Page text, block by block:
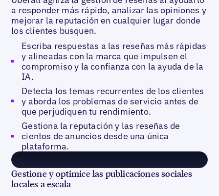
a responder más rápido, analizar las opiniones y
mejorar la reputación en cualquier lugar donde
los clientes busquen.
Escriba respuestas a las reseñas más rápidas
y alineadas con la marca que impulsen el
compromiso y la confianza con la ayuda de la
IA.
Detecta los temas recurrentes de los clientes
y aborda los problemas de servicio antes de
que perjudiquen tu rendimiento.
Gestiona la reputación y las reseñas de
cientos de anuncios desde una única
plataforma.
Gestione y optimice las publicaciones sociales
locales a escala